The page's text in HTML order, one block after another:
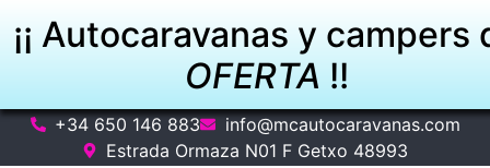
¡¡ Autocaravanas y campers
OFERTA !!
VER OFERTAS
+34 650 146 883
info@mcautocaravanas.com
Estrada Ormaza N01 F Getxo 48993